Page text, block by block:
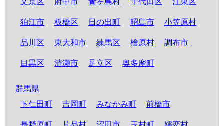
文京区 府中市 青ヶ島村 千代田区 江東区
狛江市 板橋区 日の出町 昭島市 小笠原村
品川区 東大和市 練馬区 檜原村 調布市
目黒区 清瀬市 足立区 奥多摩町
群馬県
下仁田町
吉岡町 みなかみ町 前橋市